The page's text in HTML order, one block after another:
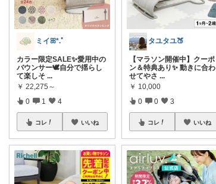
ミイꕤ*.ﾟ
カラー限定SALE✨愛用中の
バウンサー🕊️自分で揺らし
て楽しそ ...
￥ 22,275～
0 1 4
コレ いいね
タユタユ🍑
【マラソン開催中】クーポ
ン＆特典あり✨ 動きに合わ
せてやさ ...
￥ 10,000
0 0 3
コレ いいね